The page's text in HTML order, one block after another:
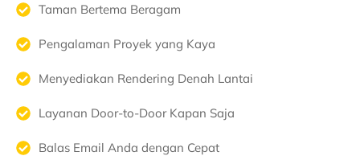
Taman Bertema Beragam
Pengalaman Proyek yang Kaya
Menyediakan Rendering Denah Lantai
Layanan Door-to-Door Kapan Saja
Balas Email Anda dengan Cepat